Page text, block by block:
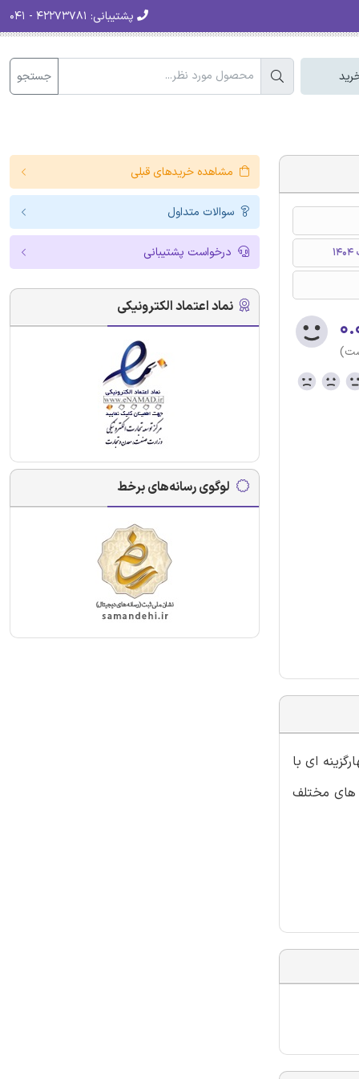
پشتیبانی:
جستجو
ای با
های مختلف
مشاهده خریدهای قبلی
سوالات متداول
درخواست پشتیبانی
نماد اعتماد الکترونیکی
لوگوی رسانه‌های برخط